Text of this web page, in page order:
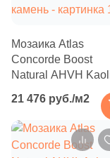
31x31 (32)
31x15 (2)
31.2x31.2 (2)
31.5x119.7 (5)
Мозаика Atlas
Concorde Boost
Natural AHVH
Mosaico Piano
бежевая матовая
камень
21 476 руб./м2